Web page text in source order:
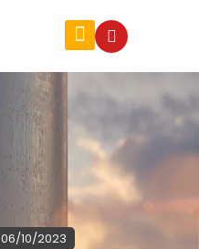
06/10/2023